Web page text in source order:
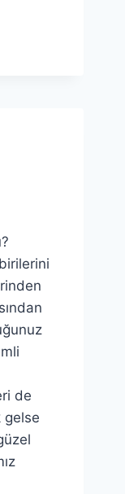
de
gelse